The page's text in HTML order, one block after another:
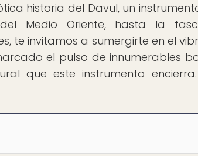
historia del Davul, un
Medio Oriente, hasta la
te invitamos a sumergirte en el
el pulso de innumerables
que este instrumento